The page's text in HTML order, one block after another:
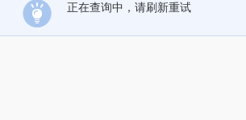
正在查询中，请刷新重试